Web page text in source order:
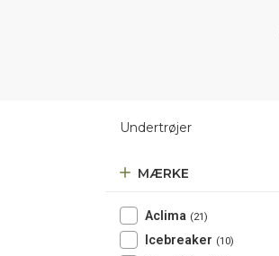
Undertrøjer
MÆRKE
Aclima (21)
Icebreaker (10)